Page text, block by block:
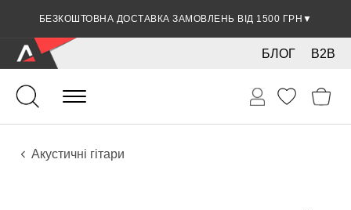
БЕЗКОШТОВНА ДОСТАВКА ЗАМОВЛЕНЬ ВІД 1500 ГРН ▼
B2B
БЛОГ
Гітари
Акустичні інструменти
Інструменти
Акустичні гітари